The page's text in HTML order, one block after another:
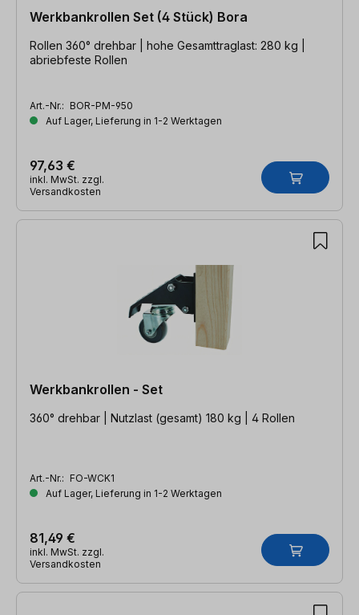
Werkbankrollen Set (4 Stück) Bora
Rollen 360° drehbar | hohe Gesamttraglast: 280 kg |
abriebfeste Rollen
Art.-Nr.: BOR-PM-950
Auf Lager, Lieferung in 1-2 Werktagen
97,63 €
inkl. MwSt. zzgl.
Versandkosten
Werkbankrollen - Set
360° drehbar | Nutzlast (gesamt) 180 kg | 4 Rollen
Art.-Nr.: FO-WCK1
Auf Lager, Lieferung in 1-2 Werktagen
81,49 €
inkl. MwSt. zzgl.
Versandkosten